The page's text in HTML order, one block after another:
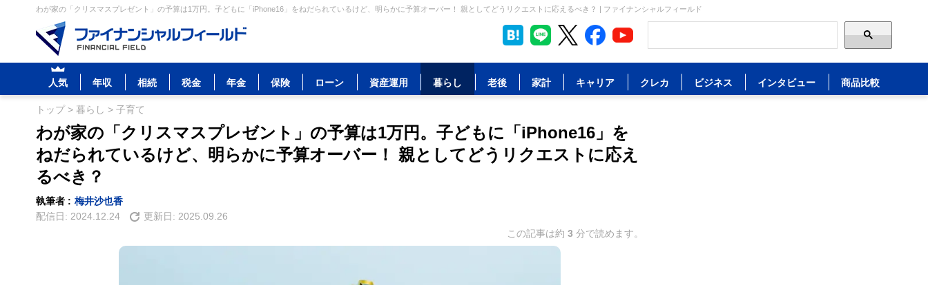
わが家の「クリスマスプレゼント」の予算は1万円。子どもに「iPhone16」をねだられているけど、明らかに予算オーバー！ 親としてどうリクエストに応えるべき？ | ファイナンシャルフィールド
人気 年収 相続 税金 年金 保険 ローン 資産運用 暮らし 老後 家計 キャリア クレカ ビジネス インタビュー 商品比較
トップ> 暮らし > 子育て
わが家の「クリスマスプレゼント」の予算は1万円。子どもに「iPhone16」を
ねだられているけど、明らかに予算オーバー！ 親としてどうリクエストに応え
るべき？
執筆者 : 梅井沙也香
配信日: 2024.12.24 更新日: 2025.09.26
この記事は約 3 分で読めます。